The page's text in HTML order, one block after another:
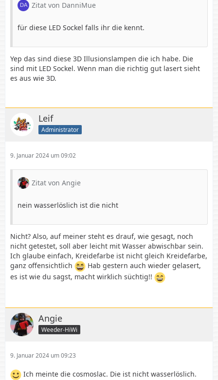
Zitat von DanniMue
für diese LED Sockel falls ihr die kennt.
Yep das sind diese 3D Illusionslampen die ich habe. Die
sind mit LED Sockel. Wenn man die richtig gut lasert sieht
es aus wie 3D.
Leif
Administrator
9. Januar 2024 um 09:02
Zitat von Angie
nein wasserlöslich ist die nicht
Nicht? Also, auf meiner steht es drauf, wie gesagt, noch
nicht getestet, soll aber leicht mit Wasser abwischbar sein.
Ich glaube einfach, Kreidefarbe ist nicht gleich Kreidefarbe,
ganz offensichtlich
Hab gestern auch wieder gelasert,
es ist wie du sagst, macht wirklich süchtig!!
Angie
Weeder-HiWi
9. Januar 2024 um 09:23
Ich meinte die cosmoslac. Die ist nicht wasserlöslich.